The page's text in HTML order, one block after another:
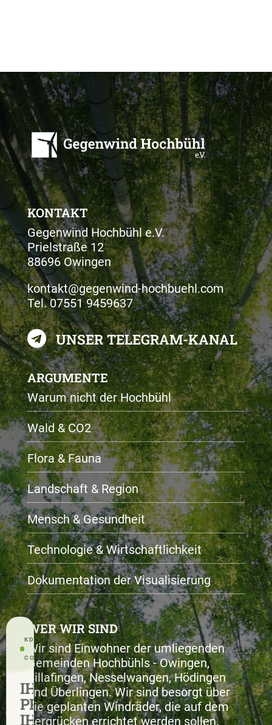
KONTAKT
Gegenwind Hochbühl e.V.
Prielstraße 12
88696 Owingen
kontakt@gegenwind-hochbuehl.com
Tel.07551 9459637
 UNSER TELEGRAM-KANAL
ARGUMENTE
Warum nicht der Hochbühl
Wald & CO2
Flora & Fauna
Landschaft & Region
Mensch & Gesundheit
Technologie & Wirtschaftlichkeit
Dokumentation der Visualisierung
WER WIR SIND
Wir sind Einwohner der umliegenden
Gemeinden Hochbühls - Owingen,
Billafingen, Nesselwangen, Hödingen
und Überlingen. Wir sind besorgt über
die geplanten Windräder, die auf dem
Bergrücken errichtet werden sollen.
KD CONSENT · PRIVACY
CONTROL
IHRE
PRIVATSPHÄRE.
IHRE